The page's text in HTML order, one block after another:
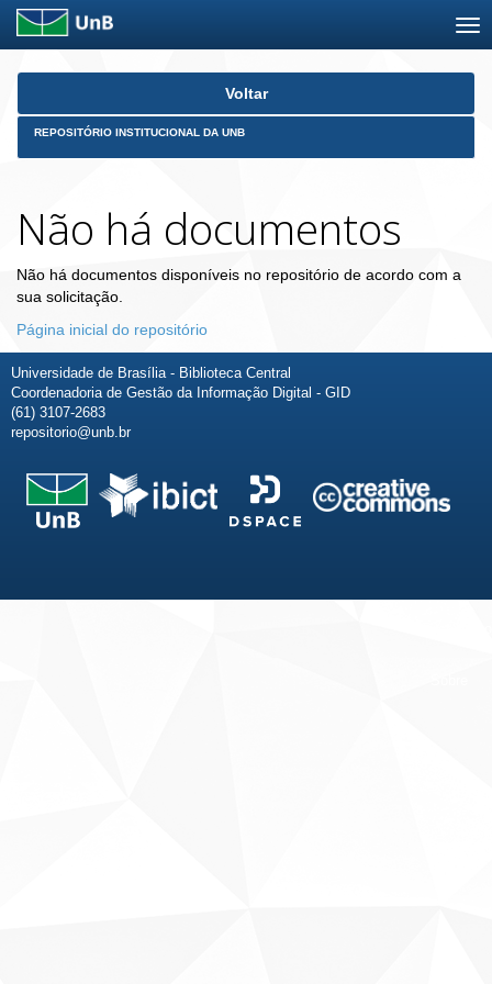
Skip
Voltar
REPOSITÓRIO INSTITUCIONAL DA UNB
Não há documentos
Não há documentos disponíveis no repositório de acordo com a
sua solicitação.
Página inicial do repositório
Universidade de Brasília - Biblioteca Central
Coordenadoria de Gestão da Informação Digital - GID
(61) 3107-2683
repositorio@unb.br